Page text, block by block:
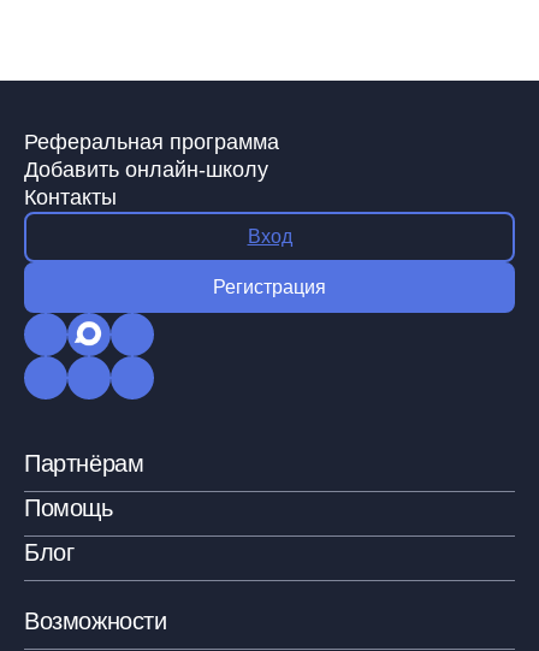
Реферальная программа
Добавить онлайн-школу
Контакты
Вход
Регистрация
Партнёрам
Помощь
Блог
Возможности